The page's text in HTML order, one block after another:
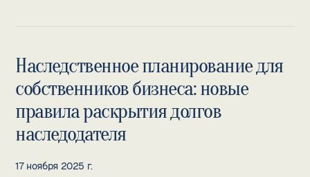
Наследственное планирование для
собственников бизнеса: новые
правила раскрытия долгов
наследодателя
17 ноября 2025 г.